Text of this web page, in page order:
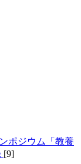
ポジウム「教養
[9]